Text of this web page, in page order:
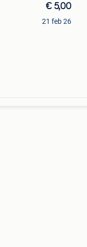
€ 5,00
21 feb 26